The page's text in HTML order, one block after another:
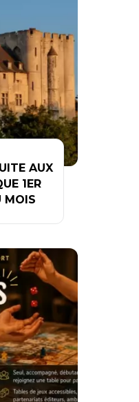
AUX
1ER
MOIS